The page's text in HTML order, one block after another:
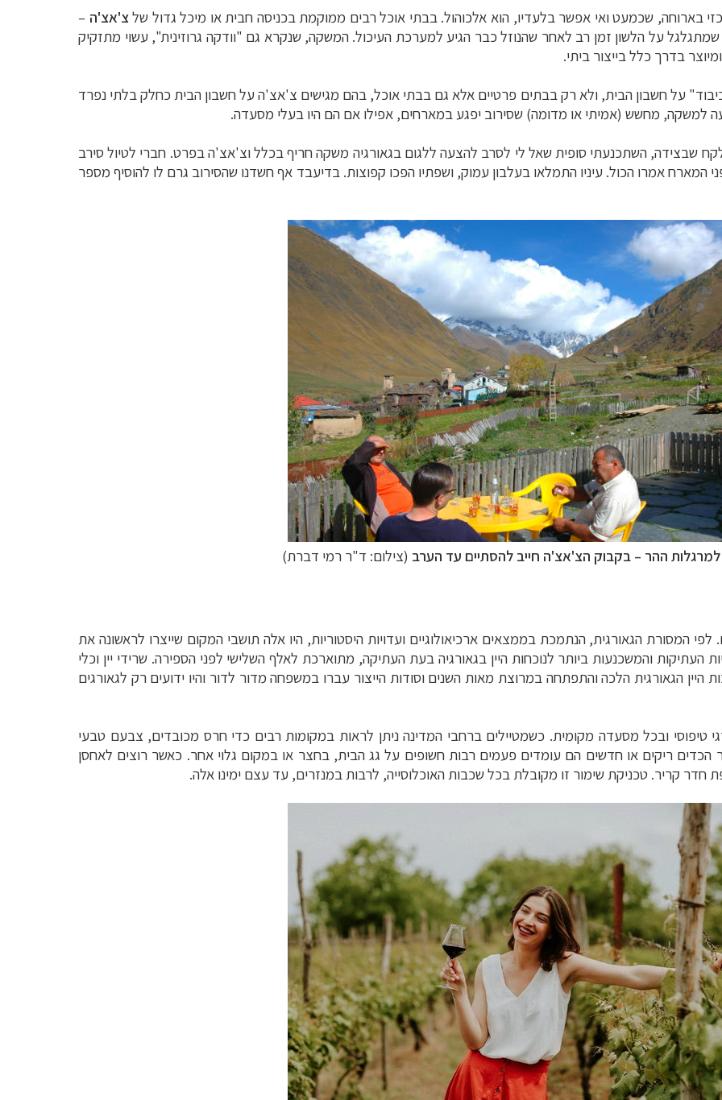
בארוחה, שכמעט ואי אפשר בלעדיו, הוא אלכוהול. בבתי אוכל רבים ממוקמת בכניסה חבית או מיכל גדול שלצ'אצ'ה –
שמתגלגל על הלשון זמן רב לאחר שהנוזל כבר הגיע למערכת העיכול.המשקה, שנקרא גם "וודקה גרוזינית", עשוי מתזקיק
על חשבון הבית, ולא רק בבתים פרטיים אלא גם בבתי אוכל, בהם מגישים צ'אצ'ה על חשבון הבית כחלק בלתי נפרד
למשקה, מחשש (אמיתי או מדומה) שסירוב יפגע במארחים, אפילו אם הם היו בעלי מסעדה.
שבצידה, השתכנעתי סופית שאל לי לסרב להצעה ללגום בגאורגיה משקה חריף בכלל וצ'אצ'ה בפרט. חברי לטיול סירב
המארח אמרו הכול. עיניו התמלאו בעלבון עמוק, ושפתיו הפכו קפוצות. בדיעבד אף חשדנו שהסירוב גרם לו להוסיף מספר
ההר – בקבוק הצ'אצ'ה חייב להסתיים עד הערב (צילום: ד"ר רמי דברת)
המסורת הגאורגית, הנתמכת בממצאים ארכיאולוגיים ועדויות היסטוריות, היו אלה תושבי המקום שייצרו לראשונה את
העתיקות והמשכנעות ביותר לנוכחות היין בגאורגיה בעת העתיקה, מתוארכת לאלף השלישי לפני הספירה. שרידי יין וכלי
הגאורגית הלכה והתפתחה במרוצת מאות השנים וסודות הייצור עברו במשפחה מדור לדור והיו ידועים רק לגאורגים
טיפוסי ובכל מסעדה מקומית. כשמטיילים ברחבי המדינה ניתן לראות במקומות רבים כדי חרס מכובדים, צבעם טבעי
ריקים או חדשים הם עומדים פעמים רבות חשופים על גג הבית, בחצר או במקום גלוי אחר. כאשר רוצים לאחסן
קריר. טכניקת שימור זו מקובלת בכל שכבות האוכלוסייה, לרבות במנזרים, עד עצם ימינו אלה.